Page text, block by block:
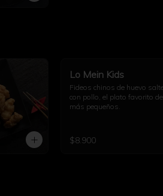
Lo Mein Kids
Fideos chinos de huevo
con pollo, el plato favorito
más pequeños.
$8.900